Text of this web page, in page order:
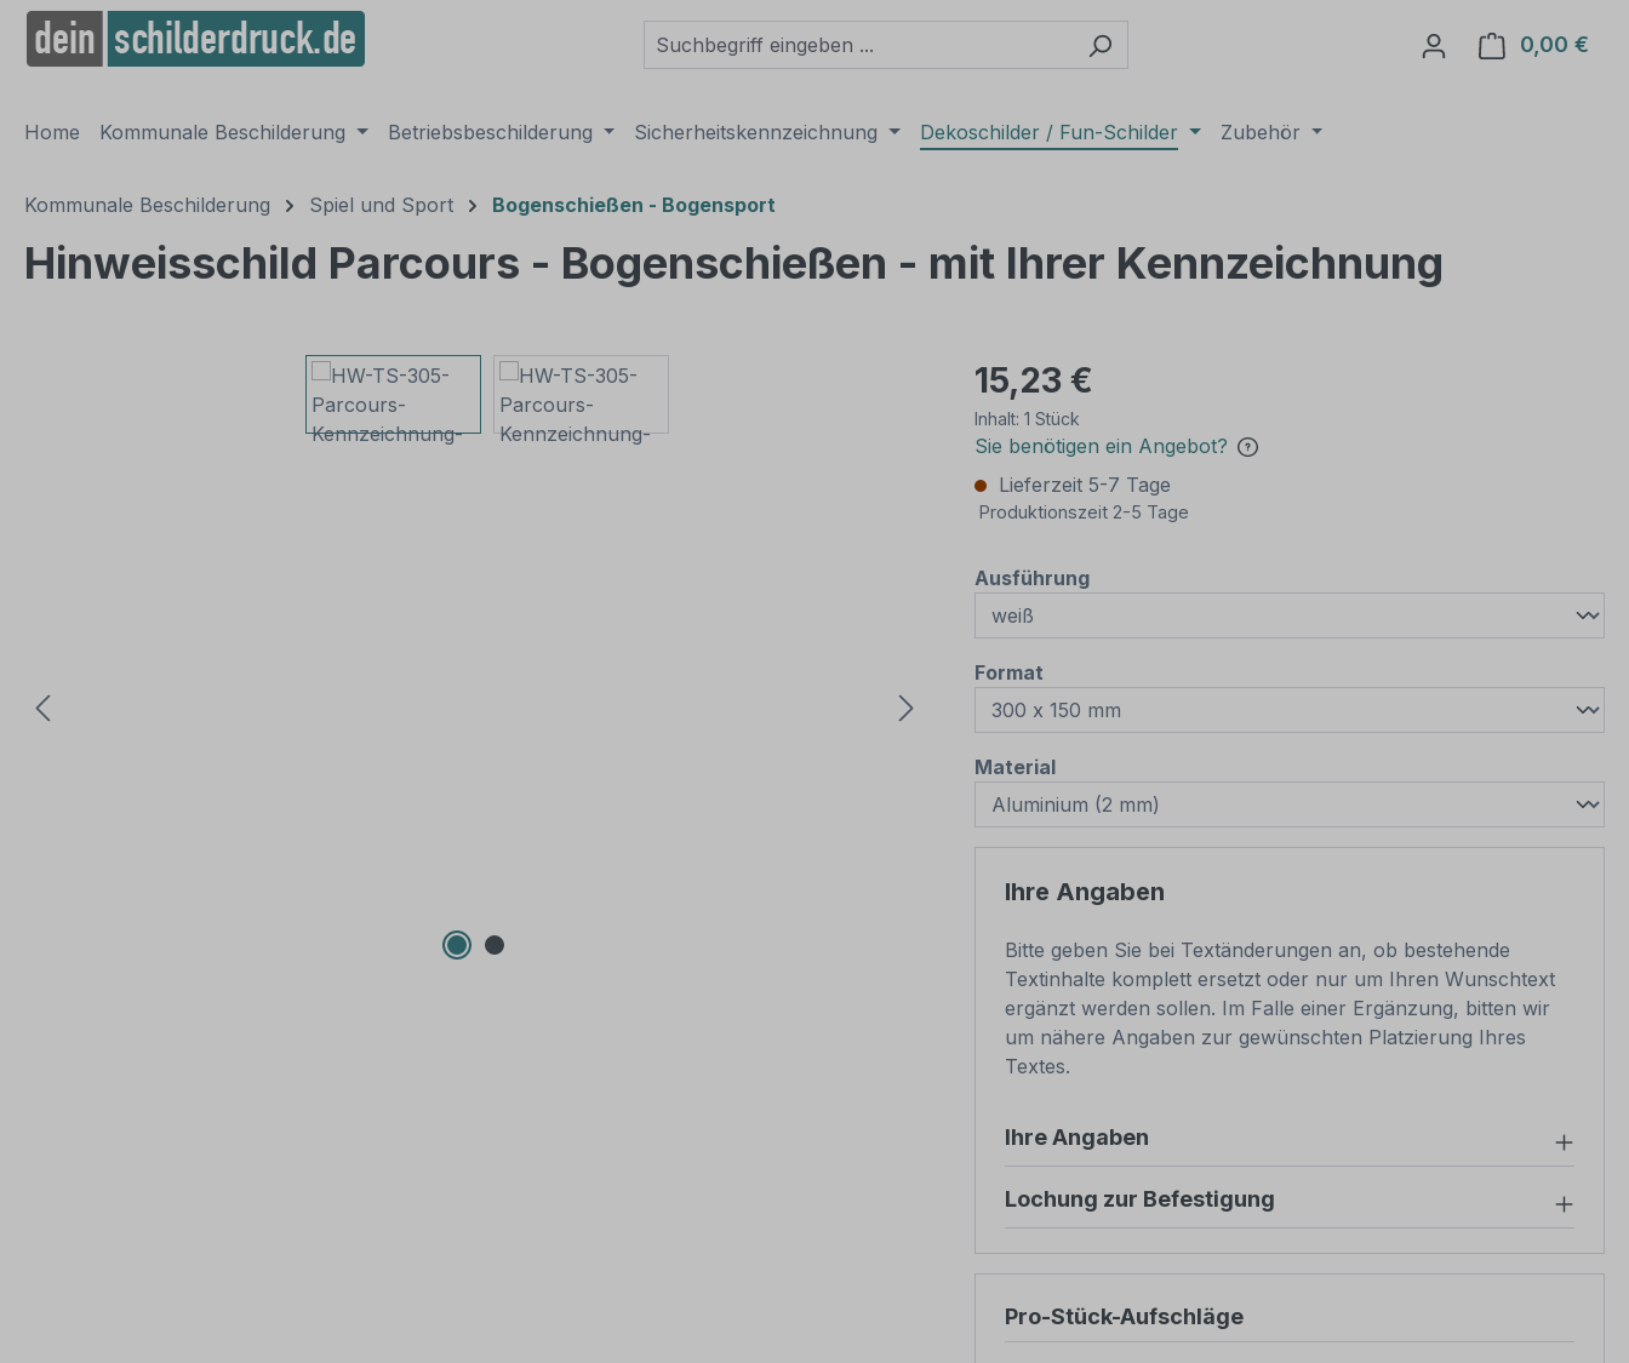
Zur Hauptnavigation springen
0,00 €
Home Kommunale Beschilderung Betriebsbeschilderung Sicherheitskennzeichnung Dekoschilder / Fun-Schilder Zubehör
Kommunale Beschilderung Spiel und Sport Bogenschießen - Bogensport
Hinweisschild Parcours - Bogenschießen - mit Ihrer Kennzeichnung
15,23 €
Inhalt: 1 Stück
Sie benötigen ein Angebot?
Lieferzeit 5-7 Tage
Produktionszeit 2-5 Tage
Ausführungauswählen
Format
Materialauswählen
Ihre Angaben
Bitte geben Sie bei Textänderungen an, ob bestehende
Textinhalte komplett ersetzt oder nur um Ihren Wunschtext
ergänzt werden sollen. Im Falle einer Ergänzung, bitten wir
um nähere Angaben zur gewünschten Platzierung Ihres
Textes.
Ihre Angaben
Lochung zur Befestigung
Pro-Stück-Aufschläge